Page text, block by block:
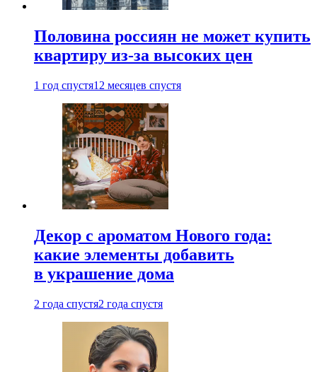
Половина россиян не может купить
квартиру из-за высоких цен
1 год спустя12 месяцев спустя
Декор с ароматом Нового года:
какие элементы добавить
в украшение дома
2 года спустя2 года спустя